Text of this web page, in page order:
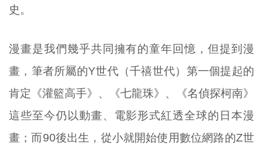
史。
漫畫是我們幾乎共同擁有的童年回憶，但提到漫
畫，筆者所屬的Y世代（千禧世代）第一個提起的
肯定《灌籃高手》、《七龍珠》、《名偵探柯南》
這些至今仍以動畫、電影形式紅透全球的日本漫
畫；而90後出生，從小就開始使用數位網路的Z世